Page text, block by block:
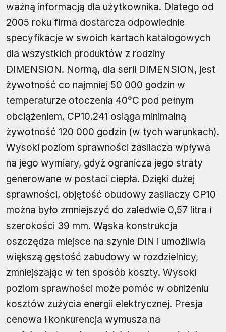
ważną informacją dla użytkownika. Dlatego od
2005 roku firma dostarcza odpowiednie
specyfikacje w swoich kartach katalogowych
dla wszystkich produktów z rodziny
DIMENSION. Normą, dla serii DIMENSION, jest
żywotność co najmniej 50 000 godzin w
temperaturze otoczenia 40°C pod pełnym
obciążeniem. CP10.241 osiąga minimalną
żywotność 120 000 godzin (w tych warunkach).
Wysoki poziom sprawności zasilacza wpływa
na jego wymiary, gdyż ogranicza jego straty
generowane w postaci ciepła. Dzięki dużej
sprawności, objętość obudowy zasilaczy CP10
można było zmniejszyć do zaledwie 0,57 litra i
szerokości 39 mm. Wąska konstrukcja
oszczędza miejsce na szynie DIN i umożliwia
większą gęstość zabudowy w rozdzielnicy,
zmniejszając w ten sposób koszty. Wysoki
poziom sprawności może pomóc w obniżeniu
kosztów zużycia energii elektrycznej. Presja
cenowa i konkurencja wymusza na